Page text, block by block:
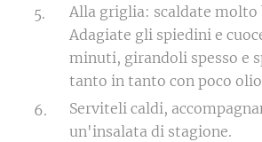
Alla griglia: scaldate molto
Adagiate gli spiedini e
minuti, girandoli spesso e
tanto in tanto con poco
Serviteli caldi,
un'insalata di stagione.